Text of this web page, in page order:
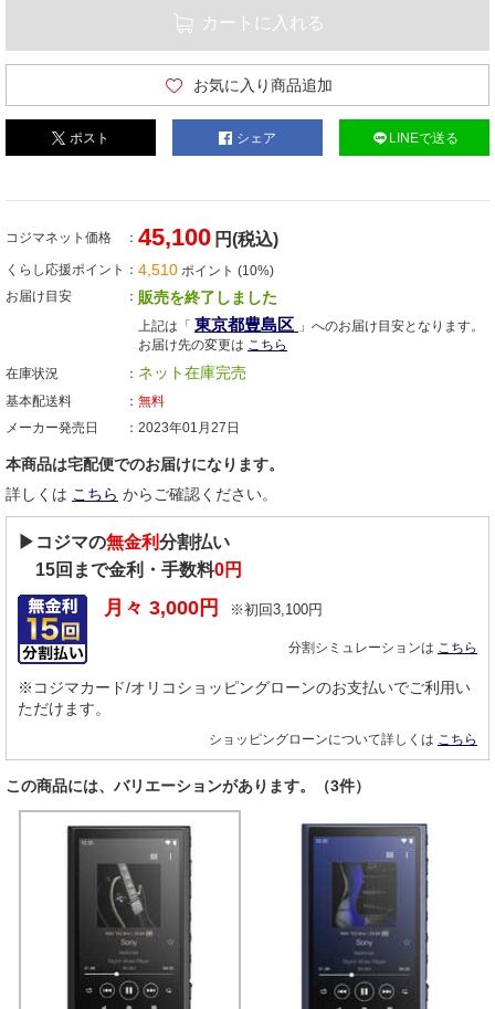
カートに入れる
お気に入り商品追加
ポスト シェア LINEで送る
コジマネット価格 45,100 円(税込)
くらし応援ポイント 4,510 ポイント (10%)
お届け目安
販売を終了しました
上記は「 東京都豊島区 」へのお届け目安となります。
お届け先の変更は こちら
在庫状況
ネット在庫完売
基本配送料
無料
メーカー発売日
2023年01月27日
本商品は宅配便でのお届けになります。
詳しくは こちら からご確認ください。
▶コジマの無金利分割払い
15回まで金利・手数料0円
月々 3,000 円 ※初回3,100円
分割シミュレーションは こちら
※コジマカード/オリコショッピングローンのお支払いでご利用い
ただけます。
ショッピングローンについて詳しくは こちら
この商品には、バリエーションがあります。（3件）